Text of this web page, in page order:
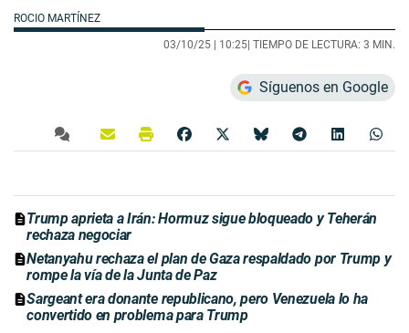
ROCIO MARTÍNEZ
03/10/25 | 10:25 | TIEMPO DE LECTURA: 3 MIN.
Síguenos en Google
Trump aprieta a Irán: Hormuz sigue bloqueado y Teherán
rechaza negociar
Netanyahu rechaza el plan de Gaza respaldado por Trump y
rompe la vía de la Junta de Paz
Sargeant era donante republicano, pero Venezuela lo ha
convertido en problema para Trump